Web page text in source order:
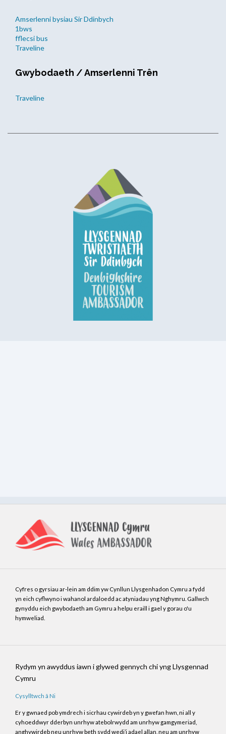
Amserlenni bysiau Sir Ddinbych
1bws
fflecsi bus
Traveline
Gwybodaeth / Amserlenni Trên
Traveline
Cyfres o gyrsiau ar-lein am ddim yw Cynllun Llysgenhadon Cymru a fydd
yn eich cyflwyno i wahanol ardaloedd ac atyniadau yng Nghymru. Gallwch
gynyddu eich gwybodaeth am Gymru a helpu eraill i gael y gorau o'u
hymweliad.
Rydym yn awyddus iawn i glywed gennych chi yng Llysgennad
Cymru
Cysylltwch â Ni
Er y gwnaed pob ymdrech i sicrhau cywirdeb yn y gwefan hwn, ni all y
cyhoeddwyr dderbyn unrhyw atebolrwydd am unrhyw gamgymeriad,
anghywirdeb neu unrhyw beth sydd wedi’i adael allan, neu am unrhyw